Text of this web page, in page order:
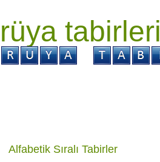
rüya tabirleri
Alfabetik Sıralı Tabirler